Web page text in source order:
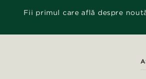
Fii primul care află despre